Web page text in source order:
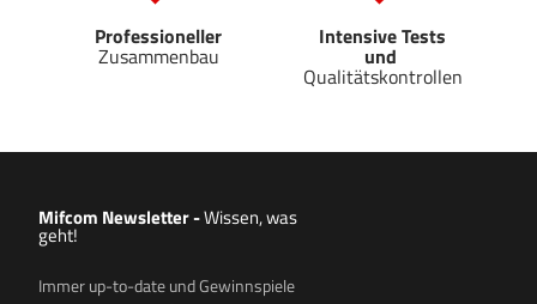
Professioneller
Zusammenbau
Intensive Tests
und
Qualitätskontrollen
Mifcom Newsletter-Wissen, was
geht!
Immer up-to-date und Gewinnspiele